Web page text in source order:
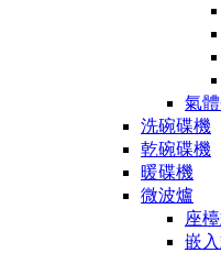
氣
洗碗碟機
乾碗碟機
暖碟機
微波爐
座
嵌